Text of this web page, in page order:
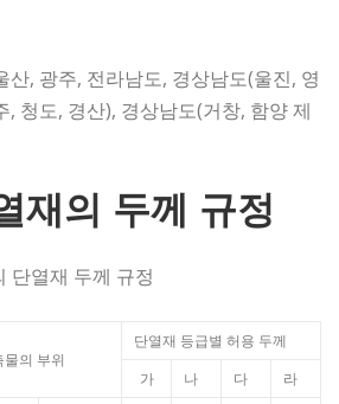
산, 광주, 전라남도, 경상남도(울진, 영
, 청도, 경산), 경상남도(거창, 함양 제
재의 두께 규정
단열재 두께 규정
의 부위
단열재 등급별 허용 두께
가
나 다 라